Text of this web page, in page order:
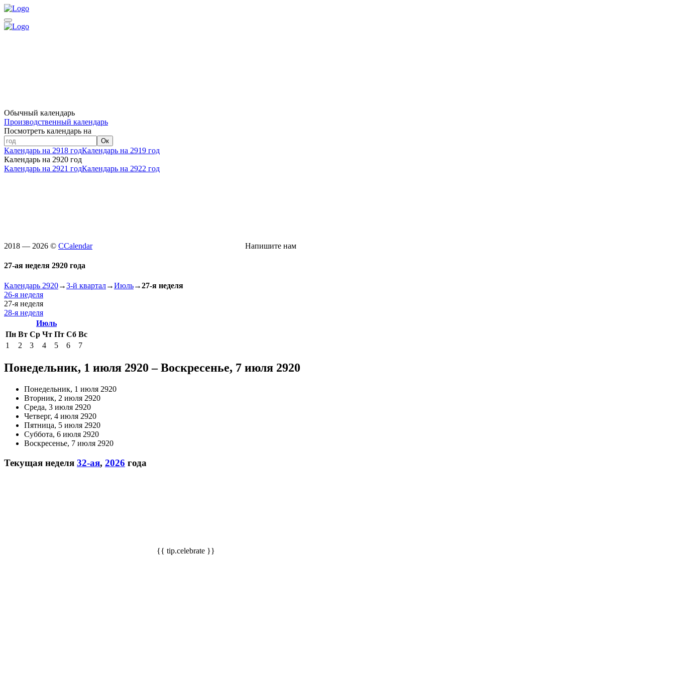
Обычный календарь
Производственный календарь
Посмотреть календарь на
Ок
Календарь на 2918 годКалендарь на 2919 год
Календарь на 2920 год
Календарь на 2921 годКалендарь на 2922 год
2018 — 2026 © CCalendar Напишите нам
27-ая неделя 2920 года
Календарь 2920→3-й квартал→Июль→27-я неделя
26-я неделя
27-я неделя
28-я неделя
Июль
Пн Вт Ср Чт Пт Сб Вс
1
2 3 4 5 6 7
Понедельник, 1 июля 2920 – Воскресенье, 7 июля 2920
Понедельник, 1 июля 2920
Вторник, 2 июля 2920
Среда, 3 июля 2920
Четверг, 4 июля 2920
Пятница, 5 июля 2920
Суббота, 6 июля 2920
Воскресенье, 7 июля 2920
Текущая неделя 32-ая, 2026 года
{{ tip.celebrate }}